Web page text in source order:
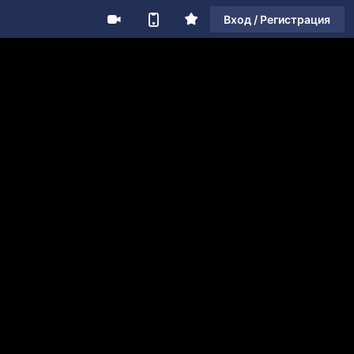
Вход / Регистрация